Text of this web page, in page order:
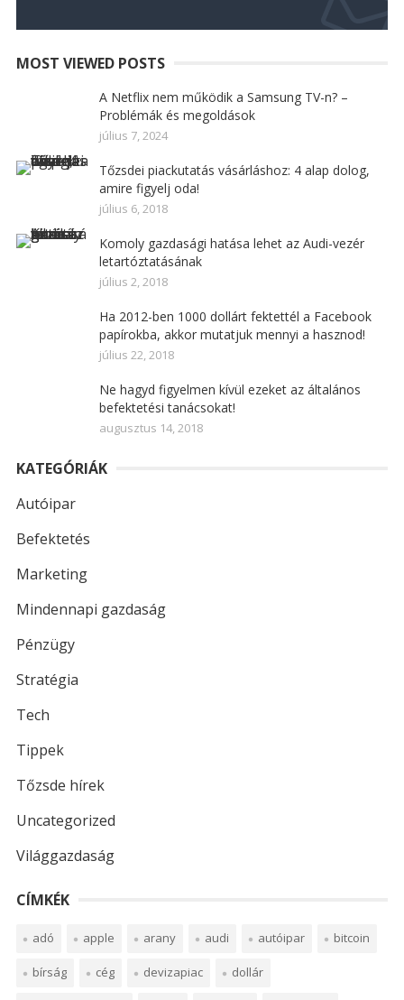
MOST VIEWED POSTS
A Netflix nem működik a Samsung TV-n? –
Problémák és megoldások
július 7, 2024
Tőzsdei piackutatás vásárláshoz: 4 alap dolog,
amire figyelj oda!
július 6, 2018
Komoly gazdasági hatása lehet az Audi-vezér
letartóztatásának
július 2, 2018
Ha 2012-ben 1000 dollárt fektettél a Facebook
papírokba, akkor mutatjuk mennyi a hasznod!
július 22, 2018
Ne hagyd figyelmen kívül ezeket az általános
befektetési tanácsokat!
augusztus 14, 2018
KATEGÓRIÁK
Autóipar
Befektetés
Marketing
Mindennapi gazdaság
Pénzügy
Stratégia
Tech
Tippek
Tőzsde hírek
Uncategorized
Világgazdaság
CÍMKÉK
adó apple arany audi autóipar bitcoin
bírság cég devizapiac dollár